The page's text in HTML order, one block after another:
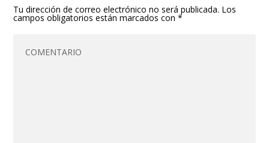
Tu dirección de correo electrónico no será publicada. Los
campos obligatorios están marcados con*